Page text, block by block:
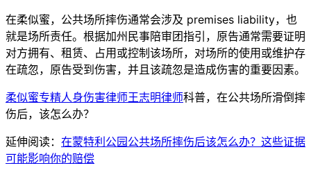
在柔似蜜，公共场所摔伤通常会涉及 premises liability，也
就是场所责任。根据加州民事陪审团指引，原告通常需要证明
对方拥有、租赁、占用或控制该场所，对场所的使用或维护存
在疏忽，原告受到伤害，并且该疏忽是造成伤害的重要因素。
柔似蜜专精人身伤害律师王志明律师科普，在公共场所滑倒摔
伤后，该怎么办？
延伸阅读： 在蒙特利公园公共场所摔伤后该怎么办？这些证据
可能影响你的赔偿